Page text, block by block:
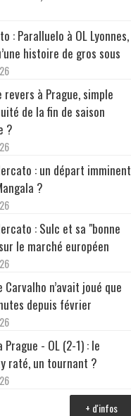
: Paralluelo à OL Lyonnes,
histoire de gros sous
revers à Prague, simple
de la fin de saison
?
: un départ imminent
?
: Sulc et sa "bonne
le marché européen
Carvalho n’avait joué que
depuis février
Prague - OL (2-1) : le
raté, un tournant ?
+ d'infos